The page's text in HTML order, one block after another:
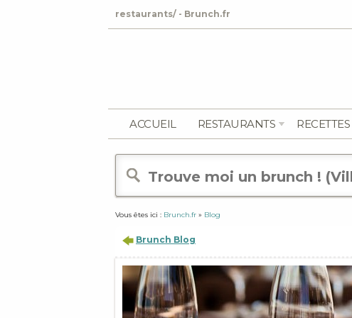
restaurants/ - Brunch.fr
ACCUEIL RESTAURANTS RECETTES
Vous êtes ici : Brunch.fr » Blog
Brunch Blog